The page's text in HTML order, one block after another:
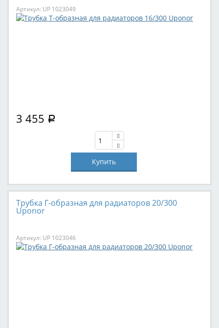
Артикул: UP 1023049
3 455 Р
Трубка Г-образная для радиаторов 20/300
Uponor
Артикул: UP 1023046